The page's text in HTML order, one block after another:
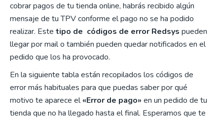
cobrar pagos de tu tienda online, habrás recibido algún
mensaje de tu TPV conforme el pago no se ha podido
realizar. Este tipo de códigos de error Redsys pueden
llegar por mail o también pueden quedar notificados en el
pedido que los ha provocado.
En la siguiente tabla están recopilados los códigos de
error más habituales para que puedas saber por qué
motivo te aparece el«Error de pago» en un pedido de tu
tienda que no ha llegado hasta el final. Esperamos que te